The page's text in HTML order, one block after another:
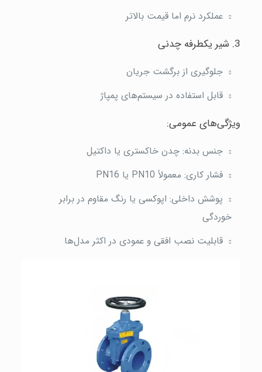
عملکرد نرم اما قیمت بالاتر
3. شیر یکطرفه چدنی
جلوگیری از برگشت جریان
قابل استفاده در سیستم‌های پمپاژ
ویژگی‌های عمومی:
جنس بدنه: چدن خاکستری یا داکتیل
فشار کاری: معمولاً PN10 یا PN16
پوشش داخلی: اپوکسی یا رنگ مقاوم در برابر
خوردگی
قابلیت نصب افقی و عمودی در اکثر مدل‌ها